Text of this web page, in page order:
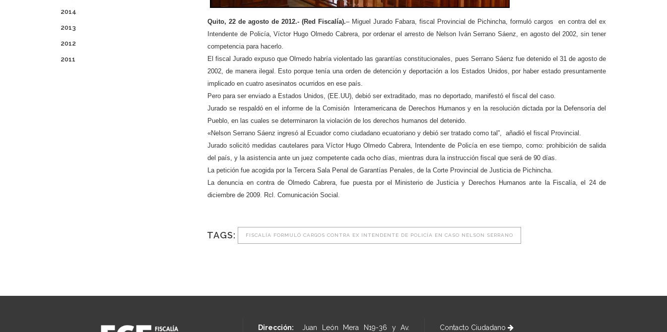
2014
2013
2012
2011
Quito, 22 de agosto de 2012.- (Red Fiscalía).– Miguel Jurado Fabara, fiscal Provincial de Pichincha, formuló cargos en contra del ex
Intendente de Policía, Víctor Hugo Olmedo Cabrera, por ordenar el arresto de Nelson Iván Serrano Sáenz, en agosto del 2002, sin tener
competencia para hacerlo.
El fiscal Jurado expuso que Olmedo habría violentado las garantías constitucionales, pues Serrano Sáenz fue detenido el 31 de agosto de
2002, de manera ilegal. Esto porque tenía una orden de detención y deportación a los Estados Unidos, por haber estado presuntamente
implicado en cuatro asesinatos ocurridos en ese país.
Pero para ser enviado a Estados Unidos, (EE.UU), debió ser extraditado, mas no deportado, manifestó el fiscal del caso.
Jurado se respaldó en el informe de la Comisión Interamericana de Derechos Humanos y en la resolución dictada por la Defensoría del
Pueblo, en las cuales se determinaron la violación de los derechos humanos del detenido.
«Nelson Serrano Sáenz ingresó al Ecuador como ciudadano ecuatoriano y debió ser tratado como tal”, añadió el fiscal Provincial.
Jurado solicitó medidas cautelares para Víctor Hugo Olmedo Cabrera, Intendente de Policía en ese tiempo, como: prohibición de salida
del país, y la asistencia ante un juez competente cada ocho días, mientras dura la instrucción fiscal que será de 90 días.
La petición fue acogida por la Tercera Sala Penal de Garantías Penales, de la Corte Provincial de Justicia de Pichincha.
La denuncia en contra de Olmedo Cabrera, fue puesta por el Ministerio de Justicia y Derechos Humanos ante la Fiscalía, el 24 de
diciembre de 2009. Rcl. Comunicación Social.
TAGS: FISCALÍA FORMULÓ CARGOS CONTRA EX INTENDENTE DE POLICÍA EN CASO NELSON SERRANO
Dirección: Juan León Mera N19-36 y Av. Contacto Ciudadano